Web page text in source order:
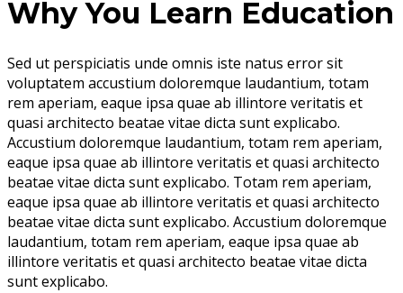
Why You Learn Education
Sed ut perspiciatis unde omnis iste natus error sit
voluptatem accustium doloremque laudantium, totam
rem aperiam, eaque ipsa quae ab illintore veritatis et
quasi architecto beatae vitae dicta sunt explicabo.
Accustium doloremque laudantium, totam rem aperiam,
eaque ipsa quae ab illintore veritatis et quasi architecto
beatae vitae dicta sunt explicabo. Totam rem aperiam,
eaque ipsa quae ab illintore veritatis et quasi architecto
beatae vitae dicta sunt explicabo. Accustium doloremque
laudantium, totam rem aperiam, eaque ipsa quae ab
illintore veritatis et quasi architecto beatae vitae dicta
sunt explicabo.